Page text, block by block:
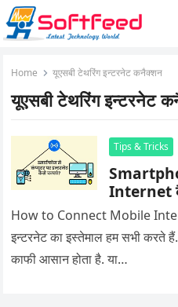
Home यूएसबी टेथरिंग इन्टरनेट कनैक्शन
यूएसबी टेथरिंग इन्टरनेट
Tips & Tricks
Internet
How to Connect Mobile
इन्टरनेट का इस्तेमाल हम सभी करते
काफी आसान होता है. या…